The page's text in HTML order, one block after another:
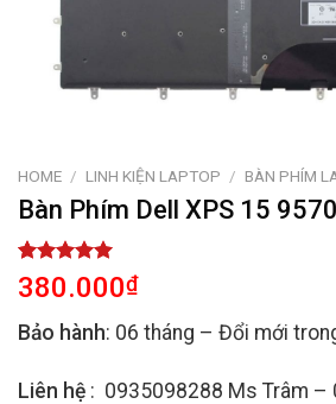
HOME / LINH KIỆN LAPTOP / BÀN PHÍM
Bàn Phím Dell XPS 15 9570
Rated
5.00
out of 5
2
customer
380.000₫
Bảo hành: 06 tháng – Đổi mới
Liên hệ : 0935098288 Ms Trâm –